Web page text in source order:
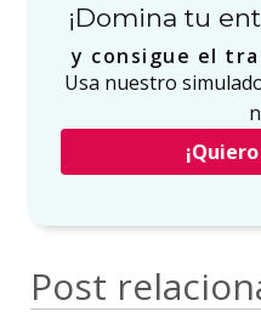
¡Domina tu
y consigue el
Usa nuestro
Post